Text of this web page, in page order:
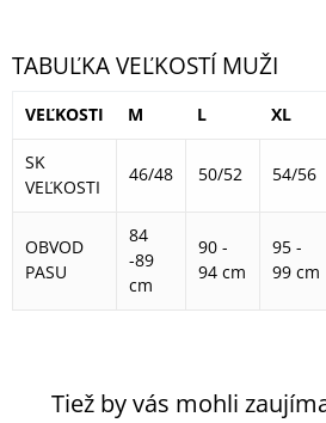
TABUĽKA VEĽKOSTÍ MUŽI
VEĽKOSTI M L XL
SK
VEĽKOSTI
46/48 50/52 54/56
OBVOD
PASU
84
-89
cm
90 -
94 cm
95 -
99 cm
Tiež by vás mohli